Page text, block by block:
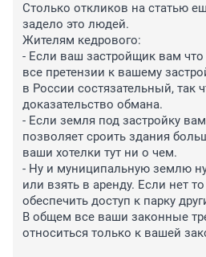
Столько откликов на статью
задело это людей.
Жителям кедрового:
- Если ваш застройщик вам
все претензии к вашему
в России состязательный, так
доказательство обмана.
- Если земля под застройку
позволяет сроить здания
ваши хотелки тут ни о чем.
- Ну и муниципальную землю
или взять в аренду. Если нет
обеспечить доступ к парку
В общем все ваши законные
относиться только к вашей